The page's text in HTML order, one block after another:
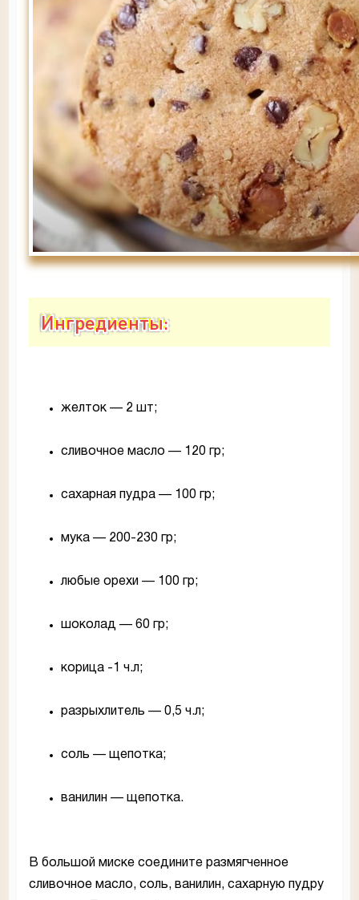
Ингредиенты:
желток — 2 шт;
сливочное масло — 120 гр;
сахарная пудра — 100 гр;
мука — 200-230 гр;
любые орехи — 100 гр;
шоколад — 60 гр;
корица -1 ч.л;
разрыхлитель — 0,5 ч.л;
соль — щепотка;
ванилин — щепотка.
В большой миске соедините размягченное
сливочное масло, соль, ванилин, сахарную пудру